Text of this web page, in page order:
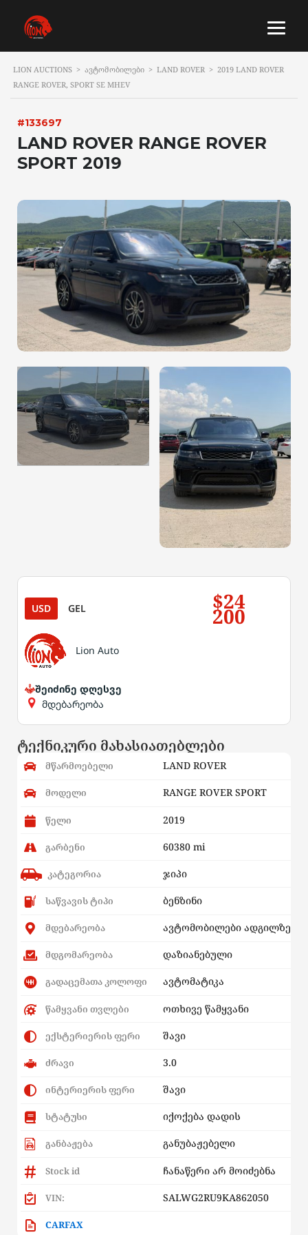
LION AUCTIONS > ᲐᲕᲢᲝᲛᲝᲑᲘᲚᲔᲑᲘ > LAND ROVER > 2019 LAND ROVER
RANGE ROVER, SPORT SE MHEV
#133697
LAND ROVER RANGE ROVER
SPORT 2019
USD GEL $24
200
Lion Auto
შეიძინე დღესვე
მდებარეობა
ტექნიკური მახასიათებლები
მწარმოებელი LAND ROVER
მოდელი RANGE ROVER SPORT
წელი 2019
გარბენი 60380 mi
კატეგორია ჯიპი
საწვავის ტიპი ბენზინი
მდებარეობა ავტომობილები ადგილზე
მდგომარეობა დაზიანებული
გადაცემათა კოლოფი ავტომატიკა
წამყვანი თვლები ოთხივე წამყვანი
ექსტერიერის ფერი შავი
ძრავი 3.0
ინტერიერის ფერი შავი
სტატუსი იქოქება დადის
განბაჟება განუბაჟებელი
Stock id ჩანაწერი არ მოიძებნა
VIN: SALWG2RU9KA862050
CARFAX